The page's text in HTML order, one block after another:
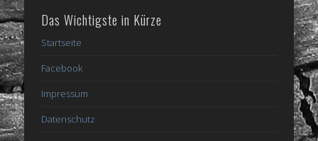
Das Wichtigste in Kürze
Startseite
Facebook
Impressum
Datenschutz